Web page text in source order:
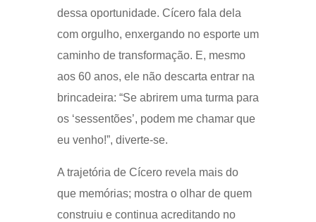
dessa oportunidade. Cícero fala dela
com orgulho, enxergando no esporte um
caminho de transformação. E, mesmo
aos 60 anos, ele não descarta entrar na
brincadeira: “Se abrirem uma turma para
os ‘sessentões’, podem me chamar que
eu venho!”, diverte-se.
A trajetória de Cícero revela mais do
que memórias; mostra o olhar de quem
construiu e continua acreditando no